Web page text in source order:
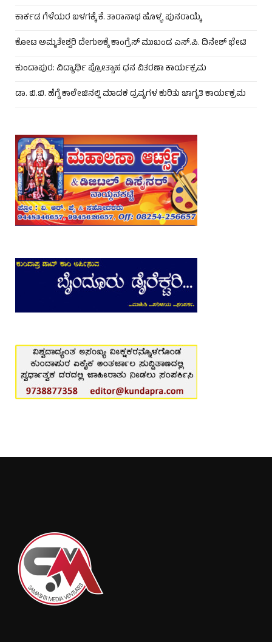
ಕಾರ್ಕಡ ಗೆಳೆಯರ ಬಳಗಕ್ಕೆ ಕೆ. ತಾರಾನಾಥ ಹೊಳ್ಳ ಪುನರಾಯ್ಕೆ
ಕೋಟ ಅಮೃತೇಶ್ವರಿ ದೇಗುಲಕ್ಕೆ ಕಾಂಗ್ರೆಸ್ ಮುಖಂಡ ಎಸ್.ಪಿ. ದಿನೇಶ್ ಭೇಟಿ
ಕುಂದಾಪುರ: ವಿದ್ಯಾರ್ಥಿ ಪ್ರೋತ್ಸಾಹ ಧನ ವಿತರಣಾ ಕಾರ್ಯಕ್ರಮ
ಡಾ. ಬಿ.ಬಿ. ಹೆಗ್ಡೆ ಕಾಲೇಜಿನಲ್ಲಿ ಮಾದಕ ದ್ರವ್ಯಗಳ ಕುರಿತು ಜಾಗೃತಿ ಕಾರ್ಯಕ್ರಮ